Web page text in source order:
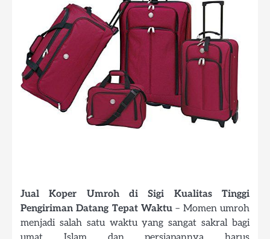
Jual Koper Umroh di Sigi Kualitas Tinggi
Pengiriman Datang Tepat Waktu – Momen umroh
menjadi salah satu waktu yang sangat sakral bagi